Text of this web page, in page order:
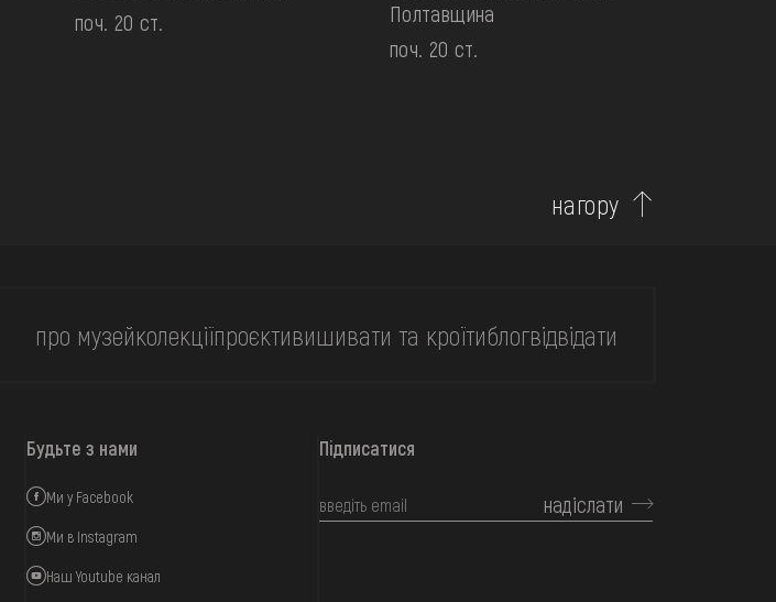
поч. 20 ст.
Полтавщина
поч. 20 ст.
нагору
про музейколекціїпроєктивишивати та кроїтиблогвідвідати
Будьте з нами
Ми у Facebook
Ми в Instagram
Наш Youtube канал
Підписатися
надіслати